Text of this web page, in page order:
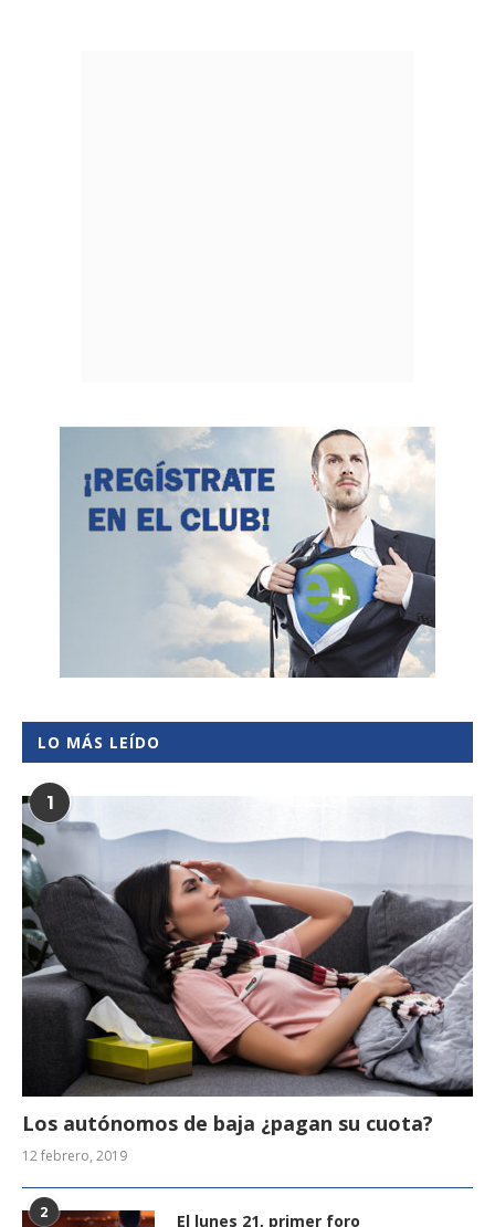
LO MÁS LEÍDO
1
Los autónomos de baja ¿pagan su cuota?
12 febrero, 2019
2 El lunes 21, primer foro